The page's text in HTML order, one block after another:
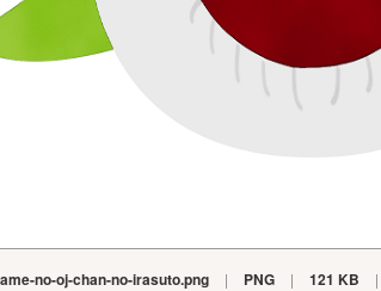
no-oj-chan-no-irasuto.png | PNG | 121 KB |